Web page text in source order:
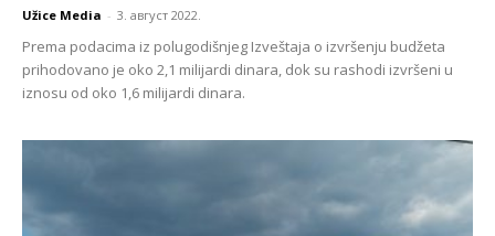
Užice Media - 3. август 2022.
Prema podacima iz polugodišnjeg Izveštaja o izvršenju budžeta
prihodovano je oko 2,1 milijardi dinara, dok su rashodi izvršeni u
iznosu od oko 1,6 milijardi dinara.